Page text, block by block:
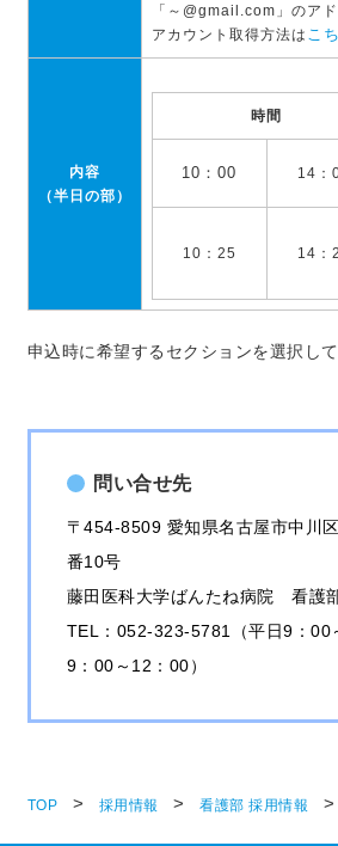
「～@gmail.com」のア
アカウント取得方法は こ
内容
（半日の部）
時間
10：00 14：
10：25 14：
申込時に希望するセクションを選択して
問い合せ先
〒454-8509 愛知県名古屋市中川
番10号
藤田医科大学ばんたね病院 看護
TEL：052-323-5781（平日9：00
9：00～12：00）
TOP 採用情報 看護部 採用情報